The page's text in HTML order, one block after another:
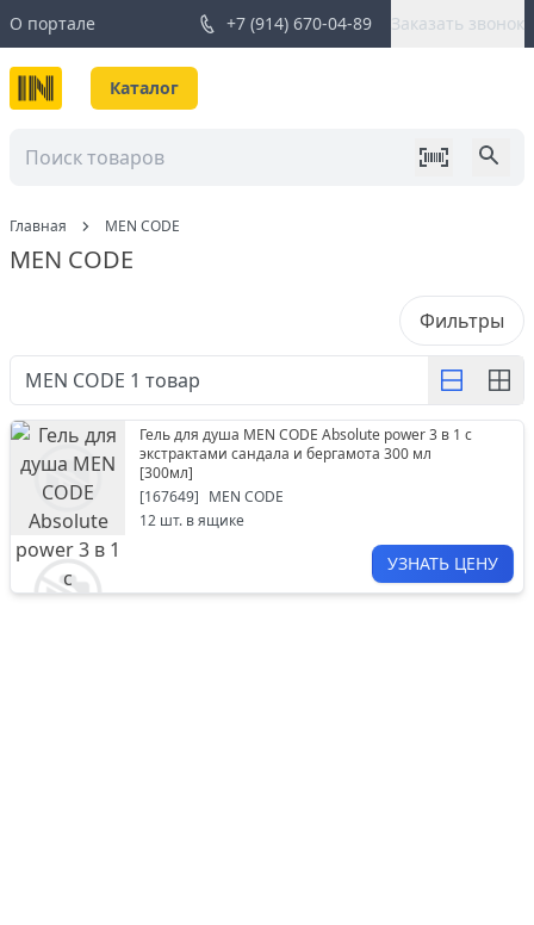
О портале +7 (914) 670-04-89 Заказать звонок
Каталог
Главная MEN CODE
MEN CODE
Фильтры
MEN CODE 1 товар
Гель для душа MEN CODE Absolute power 3 в 1 с
экстрактами сандала и бергамота 300 мл
[300мл]
[167649] MEN CODE
12 шт. в ящике
УЗНАТЬ ЦЕНУ